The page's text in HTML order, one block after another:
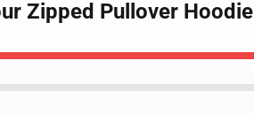
Zipped Pullover Hoodie